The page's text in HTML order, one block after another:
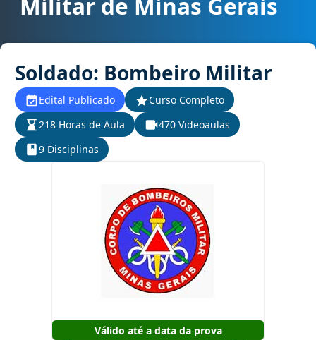
Militar de Minas Gerais
Soldado: Bombeiro Militar
Edital Publicado
Curso Completo
218 Horas de Aula
470 Videoaulas
9 Disciplinas
Válido até a data da prova